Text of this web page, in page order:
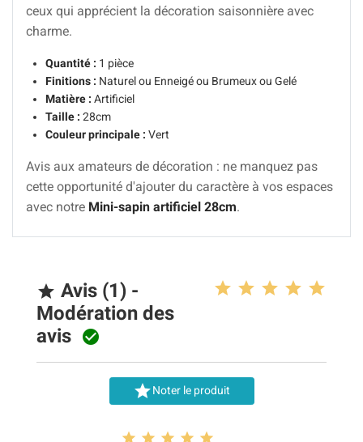
ceux qui apprécient la décoration saisonnière avec
charme.
Quantité : 1 pièce
Finitions : Naturel ou Enneigé ou Brumeux ou Gelé
Matière : Artificiel
Taille : 28cm
Couleur principale : Vert
Avis aux amateurs de décoration : ne manquez pas
cette opportunité d'ajouter du caractère à vos espaces
avec notre Mini-sapin artificiel 28cm.
 Avis (1) -
Modération des
avis 
Noter le produit
    